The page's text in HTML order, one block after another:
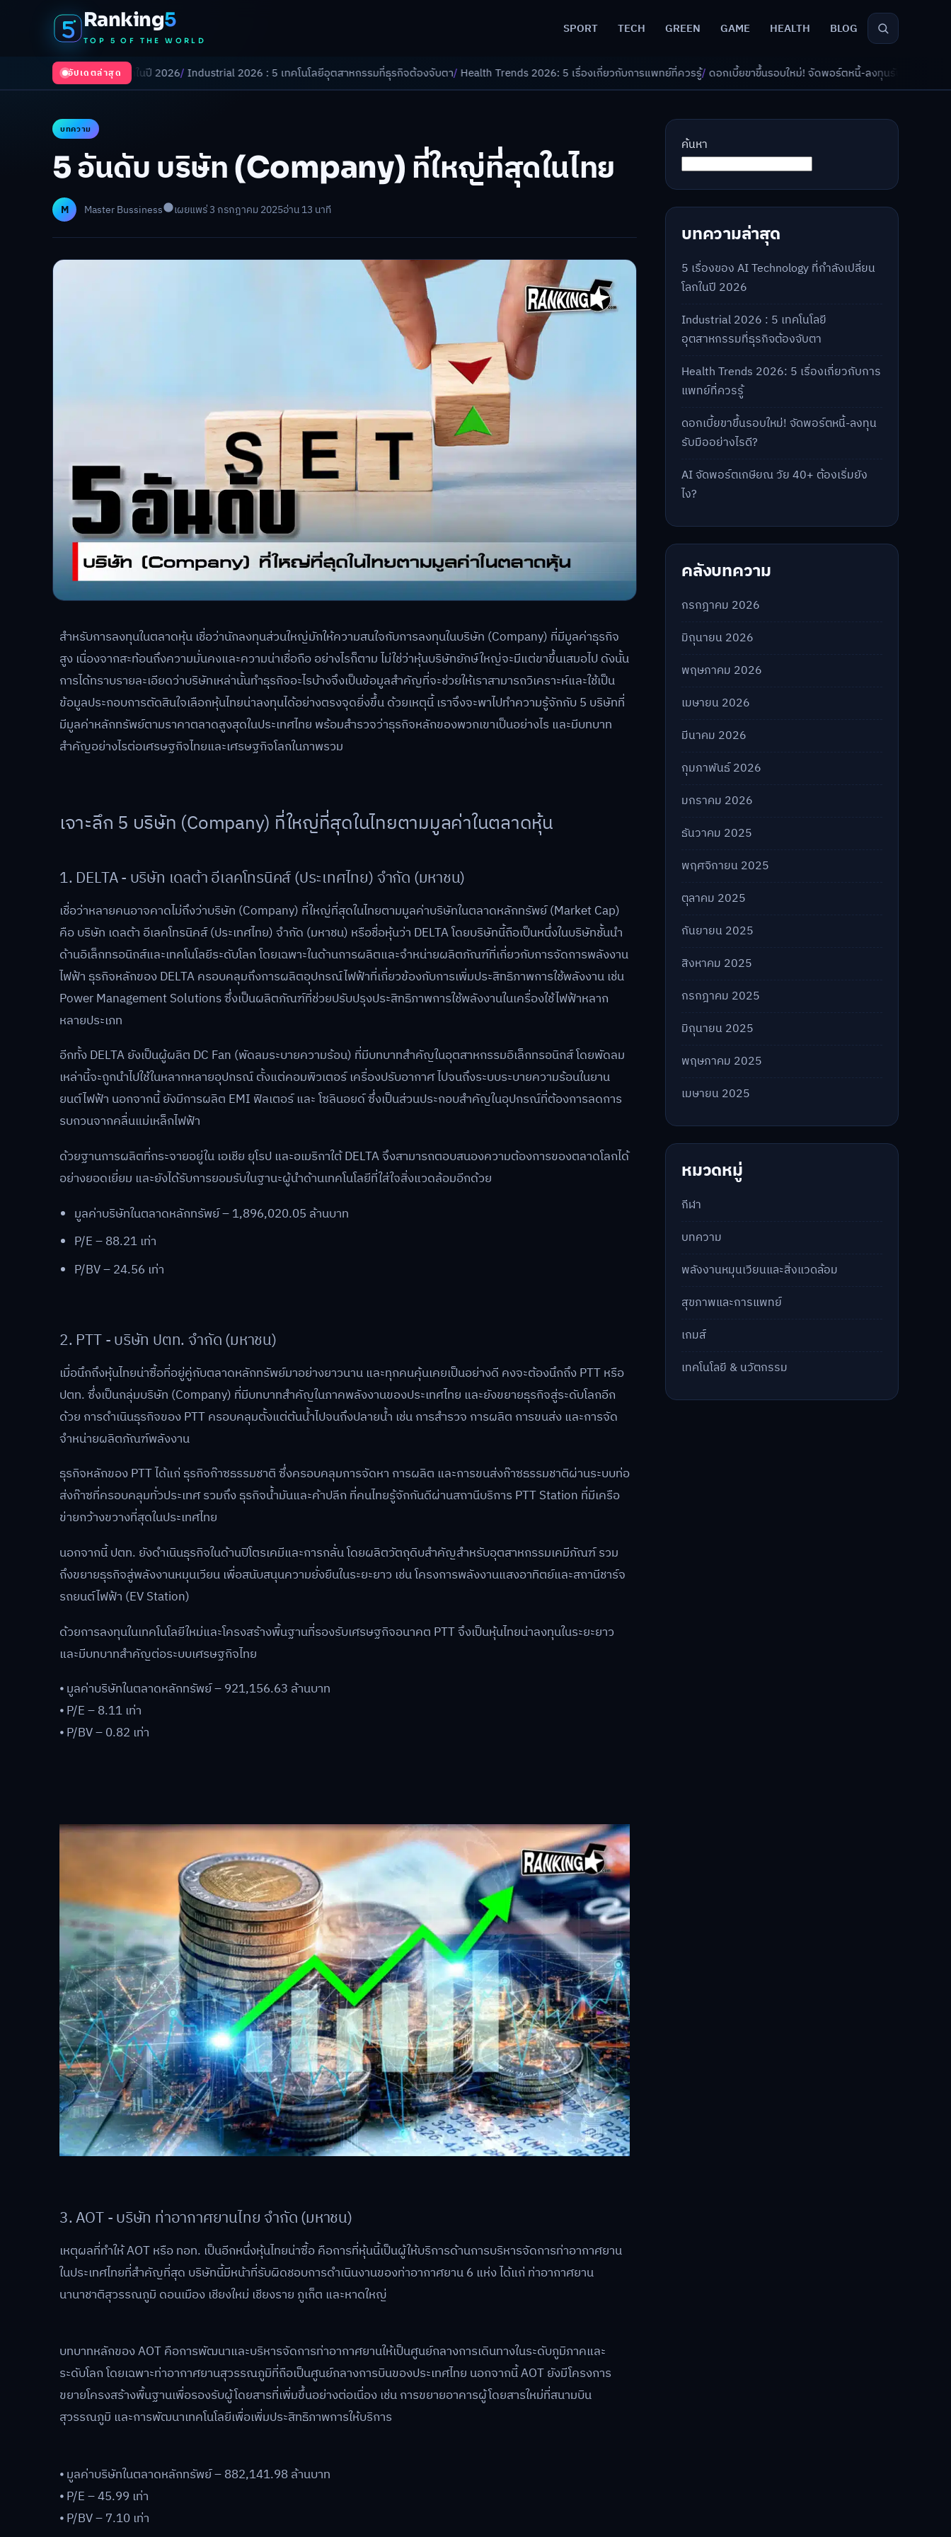
Ranking5
TOP 5 OF THE WORLD
SPORT TECH GREEN GAME HEALTH BLOG
อัปเดตล่าสุด
เปลี่ยนโลกในปี 2026/Industrial 2026 : 5 เทคโนโลยีอุตสาหกรรมที่ธุรกิจต้องจับตา/Health Trends 2026: 5 เรื่องเกี่ยวกับการแพทย์ที่ควรรู้/ดอกเบี้ยขาขึ้นรอบใหม่! จัดพอร์ตหนี้-ลงทุนรับมืออย่างไรดี?/AI จัดพอร์ตเ
บทความ
5 อันดับ บริษัท (Company) ที่ใหญ่ที่สุดในไทย
M Master Bussiness เผยแพร่ 3 กรกฎาคม 2025อ่าน 13 นาที
สำหรับการลงทุนในตลาดหุ้น เชื่อว่านักลงทุนส่วนใหญ่มักให้ความสนใจกับการลงทุนในบริษัท (Company) ที่มีมูลค่าธุรกิจ
สูง เนื่องจากสะท้อนถึงความมั่นคงและความน่าเชื่อถือ อย่างไรก็ตาม ไม่ใช่ว่าหุ้นบริษัทยักษ์ใหญ่จะมีแต่ขาขึ้นเสมอไป ดังนั้น
การได้ทราบรายละเอียดว่าบริษัทเหล่านั้นทำธุรกิจอะไรบ้างจึงเป็นข้อมูลสำคัญที่จะช่วยให้เราสามารถวิเคราะห์และใช้เป็น
ข้อมูลประกอบการตัดสินใจเลือกหุ้นไทยน่าลงทุนได้อย่างตรงจุดยิ่งขึ้น ด้วยเหตุนี้ เราจึงจะพาไปทำความรู้จักกับ 5 บริษัทที่
มีมูลค่าหลักทรัพย์ตามราคาตลาดสูงสุดในประเทศไทย พร้อมสำรวจว่าธุรกิจหลักของพวกเขาเป็นอย่างไร และมีบทบาท
สำคัญอย่างไรต่อเศรษฐกิจไทยและเศรษฐกิจโลกในภาพรวม
เจาะลึก 5 บริษัท (Company) ที่ใหญ่ที่สุดในไทยตามมูลค่าในตลาดหุ้น
1. DELTA - บริษัท เดลต้า อีเลคโทรนิคส์ (ประเทศไทย) จำกัด (มหาชน)
เชื่อว่าหลายคนอาจคาดไม่ถึงว่าบริษัท (Company) ที่ใหญ่ที่สุดในไทยตามมูลค่าบริษัทในตลาดหลักทรัพย์ (Market Cap)
คือ บริษัท เดลต้า อีเลคโทรนิคส์ (ประเทศไทย) จำกัด (มหาชน) หรือชื่อหุ้นว่า DELTA โดยบริษัทนี้ถือเป็นหนึ่งในบริษัทชั้นนำ
ด้านอิเล็กทรอนิกส์และเทคโนโลยีระดับโลก โดยเฉพาะในด้านการผลิตและจำหน่ายผลิตภัณฑ์ที่เกี่ยวกับการจัดการพลังงาน
ไฟฟ้า ธุรกิจหลักของ DELTA ครอบคลุมถึงการผลิตอุปกรณ์ไฟฟ้าที่เกี่ยวข้องกับการเพิ่มประสิทธิภาพการใช้พลังงาน เช่น
Power Management Solutions ซึ่งเป็นผลิตภัณฑ์ที่ช่วยปรับปรุงประสิทธิภาพการใช้พลังงานในเครื่องใช้ไฟฟ้าหลาก
หลายประเภท
อีกทั้ง DELTA ยังเป็นผู้ผลิต DC Fan (พัดลมระบายความร้อน) ที่มีบทบาทสำคัญในอุตสาหกรรมอิเล็กทรอนิกส์ โดยพัดลม
เหล่านี้จะถูกนำไปใช้ในหลากหลายอุปกรณ์ ตั้งแต่คอมพิวเตอร์ เครื่องปรับอากาศ ไปจนถึงระบบระบายความร้อนในยาน
ยนต์ไฟฟ้า นอกจากนี้ ยังมีการผลิต EMI ฟิลเตอร์ และ โซลินอยด์ ซึ่งเป็นส่วนประกอบสำคัญในอุปกรณ์ที่ต้องการลดการ
รบกวนจากคลื่นแม่เหล็กไฟฟ้า
ด้วยฐานการผลิตที่กระจายอยู่ใน เอเชีย ยุโรป และอเมริกาใต้ DELTA จึงสามารถตอบสนองความต้องการของตลาดโลกได้
อย่างยอดเยี่ยม และยังได้รับการยอมรับในฐานะผู้นำด้านเทคโนโลยีที่ใส่ใจสิ่งแวดล้อมอีกด้วย
มูลค่าบริษัทในตลาดหลักทรัพย์ – 1,896,020.05 ล้านบาท
P/E – 88.21 เท่า
P/BV – 24.56 เท่า
2. PTT - บริษัท ปตท. จำกัด (มหาชน)
เมื่อนึกถึงหุ้นไทยน่าซื้อที่อยู่คู่กับตลาดหลักทรัพย์มาอย่างยาวนาน และทุกคนคุ้นเคยเป็นอย่างดี คงจะต้องนึกถึง PTT หรือ
ปตท. ซึ่งเป็นกลุ่มบริษัท (Company) ที่มีบทบาทสำคัญในภาคพลังงานของประเทศไทย และยังขยายธุรกิจสู่ระดับโลกอีก
ด้วย การดำเนินธุรกิจของ PTT ครอบคลุมตั้งแต่ต้นน้ำไปจนถึงปลายน้ำ เช่น การสำรวจ การผลิต การขนส่ง และการจัด
จำหน่ายผลิตภัณฑ์พลังงาน
ธุรกิจหลักของ PTT ได้แก่ ธุรกิจก๊าซธรรมชาติ ซึ่งครอบคลุมการจัดหา การผลิต และการขนส่งก๊าซธรรมชาติผ่านระบบท่อ
ส่งก๊าซที่ครอบคลุมทั่วประเทศ รวมถึง ธุรกิจน้ำมันและค้าปลีก ที่คนไทยรู้จักกันดีผ่านสถานีบริการ PTT Station ที่มีเครือ
ข่ายกว้างขวางที่สุดในประเทศไทย
นอกจากนี้ ปตท. ยังดำเนินธุรกิจในด้านปิโตรเคมีและการกลั่น โดยผลิตวัตถุดิบสำคัญสำหรับอุตสาหกรรมเคมีภัณฑ์ รวม
ถึงขยายธุรกิจสู่พลังงานหมุนเวียน เพื่อสนับสนุนความยั่งยืนในระยะยาว เช่น โครงการพลังงานแสงอาทิตย์และสถานีชาร์จ
รถยนต์ไฟฟ้า (EV Station)
ด้วยการลงทุนในเทคโนโลยีใหม่และโครงสร้างพื้นฐานที่รองรับเศรษฐกิจอนาคต PTT จึงเป็นหุ้นไทยน่าลงทุนในระยะยาว
และมีบทบาทสำคัญต่อระบบเศรษฐกิจไทย
⦁ มูลค่าบริษัทในตลาดหลักทรัพย์ – 921,156.63 ล้านบาท
⦁ P/E – 8.11 เท่า
⦁ P/BV – 0.82 เท่า
3. AOT - บริษัท ท่าอากาศยานไทย จำกัด (มหาชน)
เหตุผลที่ทำให้ AOT หรือ ทอท. เป็นอีกหนึ่งหุ้นไทยน่าซื้อ คือการที่หุ้นนี้เป็นผู้ให้บริการด้านการบริหารจัดการท่าอากาศยาน
ในประเทศไทยที่สำคัญที่สุด บริษัทนี้มีหน้าที่รับผิดชอบการดำเนินงานของท่าอากาศยาน 6 แห่ง ได้แก่ ท่าอากาศยาน
นานาชาติสุวรรณภูมิ ดอนเมือง เชียงใหม่ เชียงราย ภูเก็ต และหาดใหญ่
บทบาทหลักของ AOT คือการพัฒนาและบริหารจัดการท่าอากาศยานให้เป็นศูนย์กลางการเดินทางในระดับภูมิภาคและ
ระดับโลก โดยเฉพาะท่าอากาศยานสุวรรณภูมิที่ถือเป็นศูนย์กลางการบินของประเทศไทย นอกจากนี้ AOT ยังมีโครงการ
ขยายโครงสร้างพื้นฐานเพื่อรองรับผู้โดยสารที่เพิ่มขึ้นอย่างต่อเนื่อง เช่น การขยายอาคารผู้โดยสารใหม่ที่สนามบิน
สุวรรณภูมิ และการพัฒนาเทคโนโลยีเพื่อเพิ่มประสิทธิภาพการให้บริการ
⦁ มูลค่าบริษัทในตลาดหลักทรัพย์ – 882,141.98 ล้านบาท
⦁ P/E – 45.99 เท่า
⦁ P/BV – 7.10 เท่า
ค้นหา
บทความล่าสุด
5 เรื่องของ AI Technology ที่กำลังเปลี่ยน
โลกในปี 2026
Industrial 2026 : 5 เทคโนโลยี
อุตสาหกรรมที่ธุรกิจต้องจับตา
Health Trends 2026: 5 เรื่องเกี่ยวกับการ
แพทย์ที่ควรรู้
ดอกเบี้ยขาขึ้นรอบใหม่! จัดพอร์ตหนี้-ลงทุน
รับมืออย่างไรดี?
AI จัดพอร์ตเกษียณ วัย 40+ ต้องเริ่มยัง
ไง?
คลังบทความ
กรกฎาคม 2026
มิถุนายน 2026
พฤษภาคม 2026
เมษายน 2026
มีนาคม 2026
กุมภาพันธ์ 2026
มกราคม 2026
ธันวาคม 2025
พฤศจิกายน 2025
ตุลาคม 2025
กันยายน 2025
สิงหาคม 2025
กรกฎาคม 2025
มิถุนายน 2025
พฤษภาคม 2025
เมษายน 2025
หมวดหมู่
กีฬา
บทความ
พลังงานหมุนเวียนและสิ่งแวดล้อม
สุขภาพและการแพทย์
เกมส์
เทคโนโลยี & นวัตกรรม